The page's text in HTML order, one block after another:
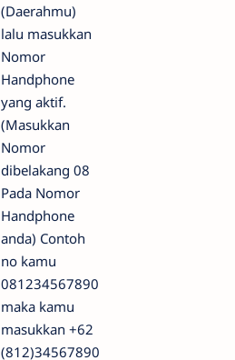
(Daerahmu)
lalu masukkan
Nomor
Handphone
yang aktif.
(Masukkan
Nomor
dibelakang 08
Pada Nomor
Handphone
anda) Contoh
no kamu
081234567890
maka kamu
masukkan +62
(812)34567890